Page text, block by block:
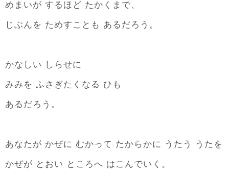
めまいが するほど たかくまで、
じぶんを ためすことも あるだろう。
かなしい しらせに
みみを ふさぎたくなる ひも
あるだろう。
あなたが かぜに むかって たからかに うたう うたを
かぜが とおい ところへ はこんでいく。